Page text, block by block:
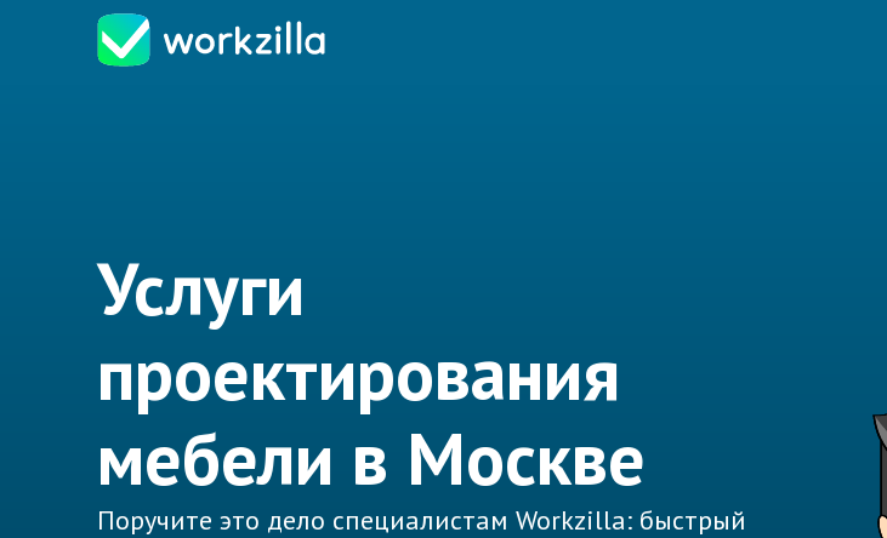
Услуги
проектирования
мебели в Москве
Поручите это дело специалистам Workzilla: быстрый